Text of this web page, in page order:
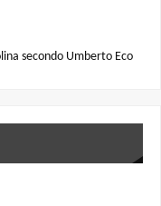
secondo Umberto Eco